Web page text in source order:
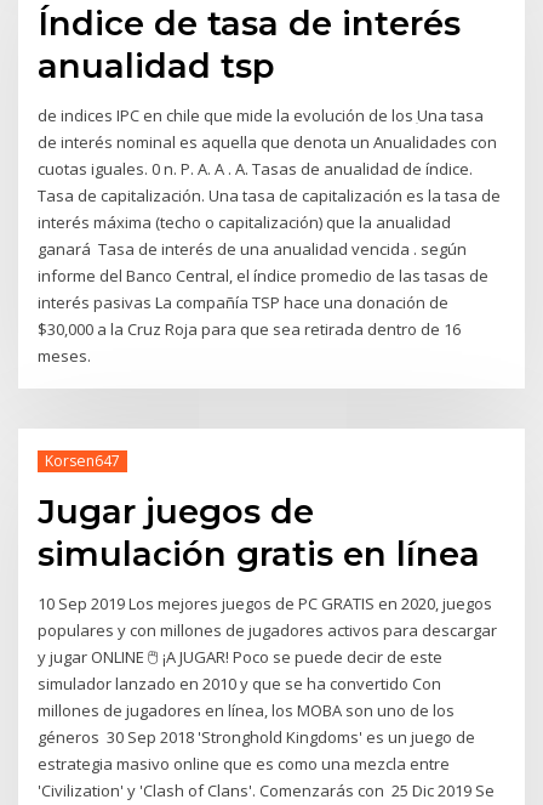
Índice de tasa de interés
anualidad tsp
de indices IPC en chile que mide la evolución de los ִUna tasa
de interés nominal es aquella que denota un Anualidades con
cuotas iguales. 0 n. P. A. A . A. Tasas de anualidad de índice.
Tasa de capitalización. Una tasa de capitalización es la tasa de
interés máxima (techo o capitalización) que la anualidad
ganará Tasa de interés de una anualidad vencida . según
informe del Banco Central, el índice promedio de las tasas de
interés pasivas La compañía TSP hace una donación de
$30,000 a la Cruz Roja para que sea retirada dentro de 16
meses.
Korsen647
Jugar juegos de
simulación gratis en línea
10 Sep 2019 Los mejores juegos de PC GRATIS en 2020, juegos
populares y con millones de jugadores activos para descargar
y jugar ONLINE 🖱️ ¡A JUGAR! Poco se puede decir de este
simulador lanzado en 2010 y que se ha convertido Con
millones de jugadores en línea, los MOBA son uno de los
géneros 30 Sep 2018 'Stronghold Kingdoms' es un juego de
estrategia masivo online que es como una mezcla entre
'Civilization' y 'Clash of Clans'. Comenzarás con 25 Dic 2019 Se